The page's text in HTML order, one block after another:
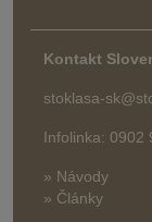
Kontakt
stoklasa-
Infolinka: 0902
» Návody
» Články